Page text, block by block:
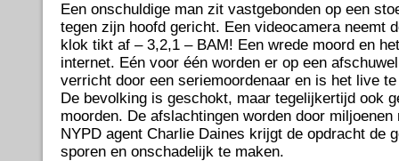
Een onschuldige man zit vastgebonden op een
tegen zijn hoofd gericht. Een videocamera neemt
klok tikt af – 3,2,1 – BAM! Een wrede moord en
internet. Eén voor één worden er op een
verricht door een seriemoordenaar en is het live
De bevolking is geschokt, maar tegelijkertijd ook
moorden. De afslachtingen worden door miljoenen
NYPD agent Charlie Daines krijgt de opdracht de
sporen en onschadelijk te maken.